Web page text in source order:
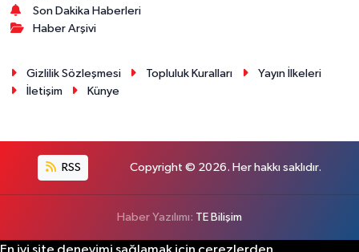
Son Dakika Haberleri
Haber Arşivi
Gizlilik Sözleşmesi Topluluk Kuralları
Yayın İlkeleri
İletişim
Künye
RSS Copyright © 2026. Her hakkı saklıdır.
Haber Yazılımı: TE Bilişim